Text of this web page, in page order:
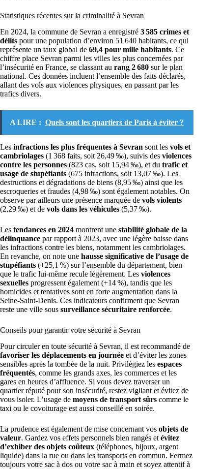
Statistiques récentes sur la criminalité à Sevran
En 2024, la commune de Sevran a enregistré 3 585 crimes et
délits pour une population d’environ 51 640 habitants, ce qui
représente un taux global de 69,4 pour mille habitants. Ce
chiffre place Sevran parmi les villes les plus concernées par
l’insécurité en France, se classant au rang 2 680 sur le plan
national. Ces données incluent l’ensemble des faits déclarés,
allant des vols aux violences physiques, en passant par les
trafics divers.
A LIRE : Quels sont les quartiers de Paris à éviter ?
Les infractions les plus fréquentes à Sevran sont les vols et
cambriolages (1 368 faits, soit 26,49 ‰), suivis des violences
contre les personnes (823 cas, soit 15,94 ‰), et du trafic et
usage de stupéfiants (675 infractions, soit 13,07 ‰). Les
destructions et dégradations de biens (8,95 ‰) ainsi que les
escroqueries et fraudes (4,98 ‰) sont également notables. On
observe par ailleurs une présence marquée de vols violents
(2,29 ‰) et de vols dans les véhicules (5,37 ‰).
Les tendances en 2024 montrent une stabilité globale de la
délinquance par rapport à 2023, avec une légère baisse dans
les infractions contre les biens, notamment les cambriolages.
En revanche, on note une hausse significative de l’usage de
stupéfiants (+25,1 %) sur l’ensemble du département, bien
que le trafic lui-même recule légèrement. Les violences
sexuelles progressent également (+14 %), tandis que les
homicides et tentatives sont en forte augmentation dans la
Seine-Saint-Denis. Ces indicateurs confirment que Sevran
reste une ville sous surveillance sécuritaire renforcée.
Conseils pour garantir votre sécurité à Sevran
Pour circuler en toute sécurité à Sevran, il est recommandé de
favoriser les déplacements en journée et d’éviter les zones
sensibles après la tombée de la nuit. Privilégiez les espaces
fréquentés, comme les grands axes, les commerces et les
gares en heures d’affluence. Si vous devez traverser un
quartier réputé pour son insécurité, restez vigilant et évitez de
vous isoler. L’usage de moyens de transport sûrs comme le
taxi ou le covoiturage est aussi conseillé en soirée.
La prudence est également de mise concernant vos objets de
valeur. Gardez vos effets personnels bien rangés et évitez
d’exhiber des objets coûteux (téléphones, bijoux, argent
liquide) dans la rue ou dans les transports en commun. Fermez
toujours votre sac à dos ou votre sac à main et soyez attentif à